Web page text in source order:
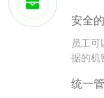
安全
员工
据的机
统一